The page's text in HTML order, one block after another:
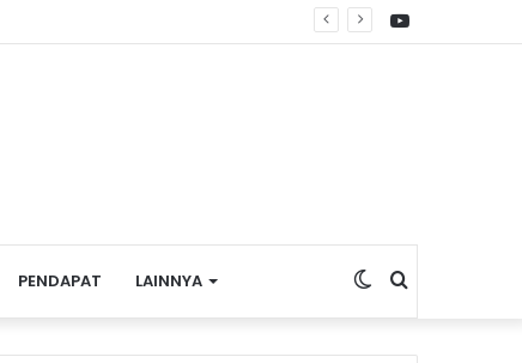
PENDAPAT LAINNYA Search
for
Switch
skin